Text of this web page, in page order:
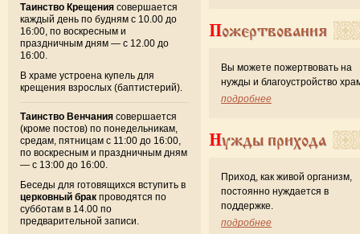
Таинство Крещения совершается
каждый день по будням с 10.00 до
16:00, по воскресным и
праздничным дням — с 12.00 до
16:00.
В храме устроена купель для
крещения взрослых (баптистерий).
Таинство Венчания совершается
(кроме постов) по понедельникам,
средам, пятницам с 11:00 до 16:00,
по воскресным и праздничным дням
— с 13:00 до 16:00.
Беседы для готовящихся вступить в
церковный брак проводятся по
субботам в 14.00 по
предварительной записи.
Пожертвования
Вы можете пожертвовать на
нужды и благоустройство
подробнее
Нужды прихода
Приход, как живой организм,
постоянно нуждается в
поддержке.
подробнее